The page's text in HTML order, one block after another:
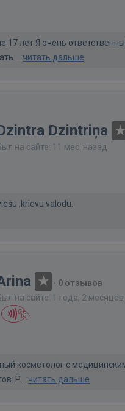
17 лет Я очень
... читать дальше
Dzintriņa
на сайте: 11 мес. назад
,krievu valodu.
· 0 отзывов
на сайте: 1 года, 2
косметолог с
Р... читать дальше